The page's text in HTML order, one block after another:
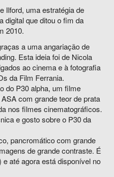
Ilford, uma estratégia de
digital que ditou o fim da
2010.
a uma angariação de
Esta ideia foi de Nicola
ao cinema e à fotografia
da Film Ferrania.
do P30 alpha, um filme
com grande teor de prata
nos filmes cinematográficos.
e gosto sobre o P30 da
pancromático com grande
de grande contraste. É
até agora está disponível no